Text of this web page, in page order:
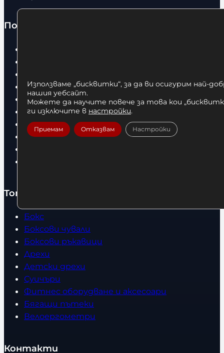
Полезно
Политика за поверителност
Доставка
Условия за връщане
За нас
Оборудвани обекти
Топ категории
Бокс
Боксови чували
Боксови ръкавици
Дрехи
Детски дрехи
Суичъри
Фитнес оборудване и аксесоари
Бягащи пътеки
Велоергометри
Контакти
Използваме „бисквитки“, за да ви осигурим най-
нашия уебсайт.
Можете да научите повече за това кои
ги изключите в настройки.
Приемам Отказвам Настройки